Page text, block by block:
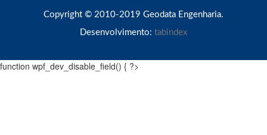
Copyright © 2010-2019 Geodata Engenharia.
Desenvolvimento: tabindex
function wpf_dev_disable_field() { ?>